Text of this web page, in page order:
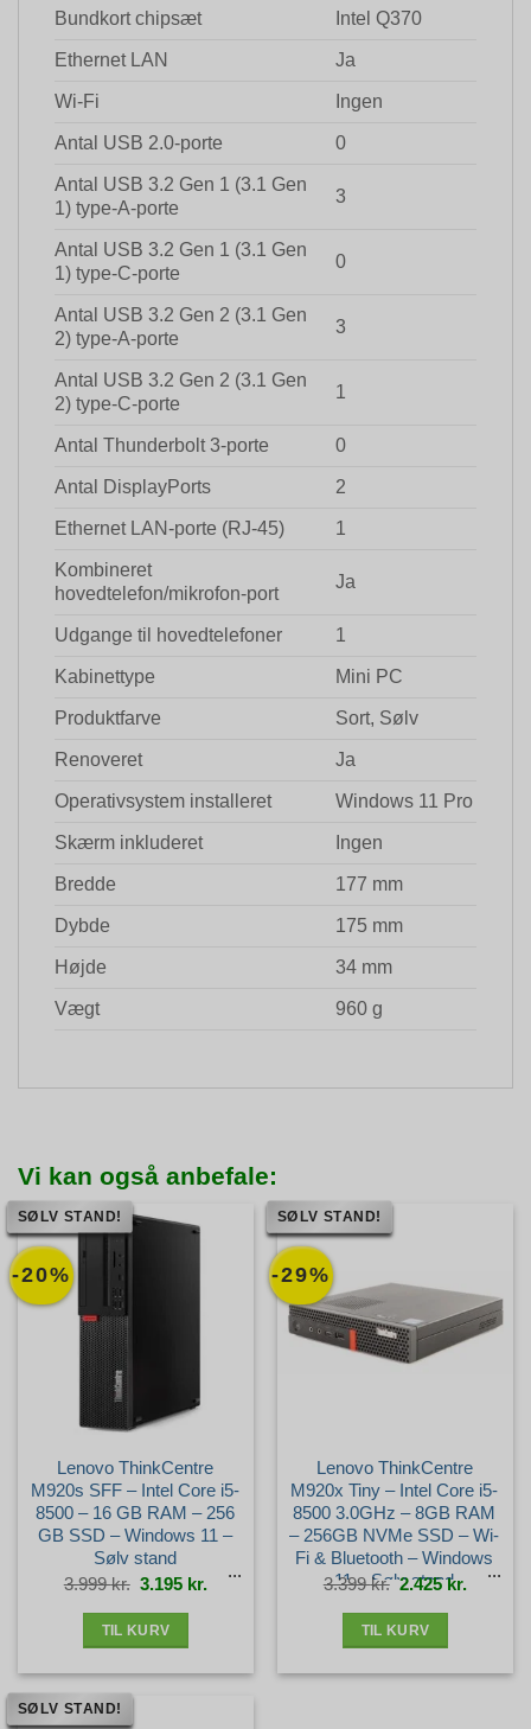
Bundkort chipsæt Intel Q370
Ethernet LAN Ja
Wi-Fi Ingen
Antal USB 2.0-porte 0
Antal USB 3.2 Gen 1 (3.1 Gen
1) type-A-porte
3
Antal USB 3.2 Gen 1 (3.1 Gen
1) type-C-porte
0
Antal USB 3.2 Gen 2 (3.1 Gen
2) type-A-porte
3
Antal USB 3.2 Gen 2 (3.1 Gen
2) type-C-porte
1
Antal Thunderbolt 3-porte 0
Antal DisplayPorts 2
Ethernet LAN-porte (RJ-45) 1
Kombineret
hovedtelefon/mikrofon-port
Ja
Udgange til hovedtelefoner 1
Kabinettype Mini PC
Produktfarve Sort, Sølv
Renoveret Ja
Operativsystem installeret Windows 11 Pro
Skærm inkluderet Ingen
Bredde 177 mm
Dybde 175 mm
Højde 34 mm
Vægt 960 g
Vi kan også anbefale:
-20%
SØLV STAND!
Lenovo ThinkCentre
M920s SFF – Intel Core i5-
8500 – 16 GB RAM – 256
GB SSD – Windows 11 –
Sølv stand
3.999kr. Den
oprindelige
pris
3.195 kr. Den
aktuelle
pris
TIL KURV
-29%
SØLV STAND!
Lenovo ThinkCentre
M920x Tiny – Intel Core i5-
8500 3.0GHz – 8GB RAM
– 256GB NVMe SSD – Wi-
Fi & Bluetooth – Windows
11 – Sølv stand
3.399kr. Den
oprindelige
pris
2.425kr. Den
aktuelle
pris
TIL KURV
SØLV STAND!